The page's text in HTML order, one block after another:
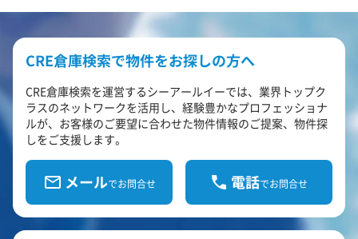
CRE倉庫検索で物件をお探しの方へ
CRE倉庫検索を運営するシーアールイーでは、業界トップク
ラスのネットワークを活用し、経験豊かなプロフェッショナ
ルが、お客様のご要望に合わせた物件情報のご提案、物件探
しをご支援します。
メールでお問合せ 電話でお問合せ